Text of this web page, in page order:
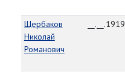
Щербаков
Николай
Романович
__.__.1919